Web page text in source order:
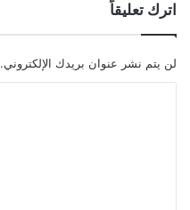
اترك تعليقاً
لن يتم نشر عنوان بريدك الإلكتروني.